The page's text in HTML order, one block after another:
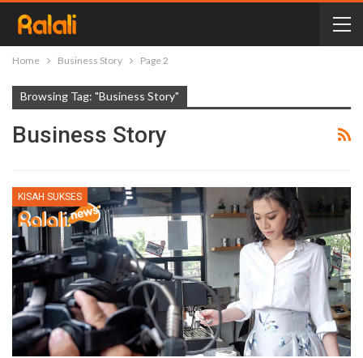
Home Business Story Page 2
Browsing Tag: "Business Story"
Business Story
KISAH SUKSES